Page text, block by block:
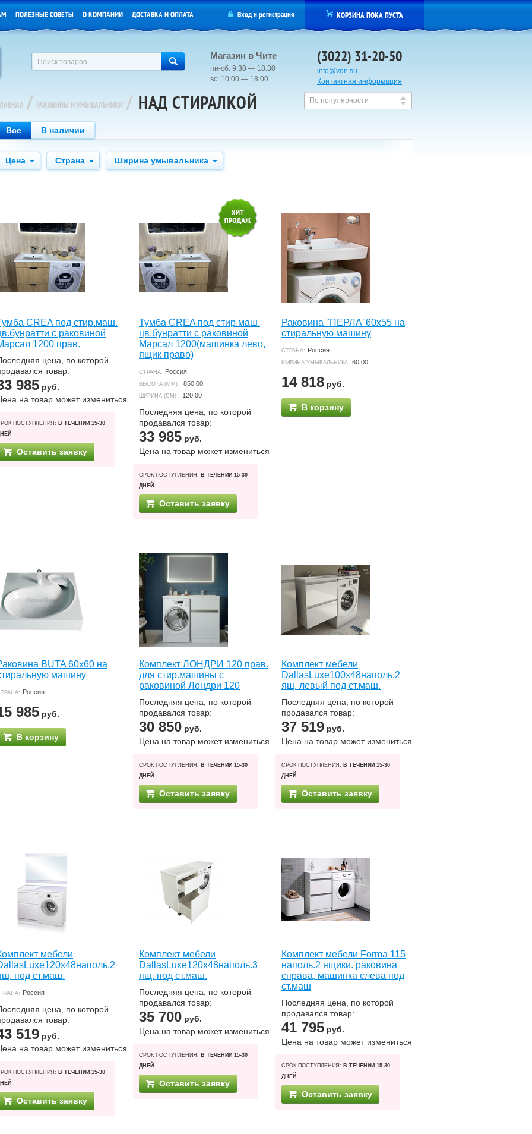
Магазин в Чите
пн-сб: 9:30 — 18:30
вс: 10:00 — 18:00
(3022) 31-20-50
info@vdn.su
Контактная информация
ПОЛЕЗНЫЕ СОВЕТЫ О КОМПАНИИ ДОСТАВКА И ОПЛАТА Входирегистрация КОРЗИНА ПОКА ПУСТА
По популярности
/ РАКОВИНЫ И УМЫВАЛЬНИКИ / НАД СТИРАЛКОЙ
Все В наличии
Цена Страна Ширина умывальника
CREA под стир.маш.
с раковиной
1200 прав.
цена, по которой
товар:
985 руб.
на товар может измениться
ПОСТУПЛЕНИЯ: В ТЕЧЕНИИ 15-30
Оставить заявку
Тумба CREA под стир.маш.
цв.бунратти с раковиной
Марсал 1200(машинка лево,
ящик право)
СТРАНА: Россия
ВЫСОТА (ММ) : 850,00
ШИРИНА (СМ) : 120,00
Последняя цена, по которой
продавался товар:
33 985 руб.
Цена на товар может измениться
СРОК ПОСТУПЛЕНИЯ: В ТЕЧЕНИИ 15-30
ДНЕЙ
Оставить заявку
Раковина "ПЕРЛА"60х55 на
стиральную машину
СТРАНА: Россия
ШИРИНА УМЫВАЛЬНИКА: 60,00
14 818 руб.
В корзину
BUTA 60х60 на
машину
Россия
985 руб.
В корзину
Комплект ЛОНДРИ 120 прав.
для стир.машины с
раковиной Лондри 120
Последняя цена, по которой
продавался товар:
30 850 руб.
Цена на товар может измениться
СРОК ПОСТУПЛЕНИЯ: В ТЕЧЕНИИ 15-30
ДНЕЙ
Оставить заявку
Комплект мебели
DallasLuxe100x48наполь.2
ящ. левый под ст.маш.
Последняя цена, по которой
продавался товар:
37 519 руб.
Цена на товар может измениться
СРОК ПОСТУПЛЕНИЯ: В ТЕЧЕНИИ 15-30
ДНЕЙ
Оставить заявку
мебели
под ст.маш.
Россия
цена, по которой
товар:
519 руб.
на товар может измениться
ПОСТУПЛЕНИЯ: В ТЕЧЕНИИ 15-30
Оставить заявку
Комплект мебели
DallasLuxe120x48наполь.3
ящ. под ст.маш.
Последняя цена, по которой
продавался товар:
35 700 руб.
Цена на товар может измениться
СРОК ПОСТУПЛЕНИЯ: В ТЕЧЕНИИ 15-30
ДНЕЙ
Оставить заявку
Комплект мебели Forma 115
наполь.2 ящики. раковина
справа, машинка слева под
ст.маш
Последняя цена, по которой
продавался товар:
41 795 руб.
Цена на товар может измениться
СРОК ПОСТУПЛЕНИЯ: В ТЕЧЕНИИ 15-30
ДНЕЙ
Оставить заявку